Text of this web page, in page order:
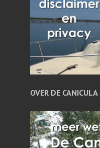
OVER DE CANICULA